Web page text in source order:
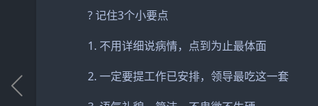
? 记住3个小要点
1. 不用详细说病情，点到为止最体面
2. 一定要提工作已安排，领导最吃这一套